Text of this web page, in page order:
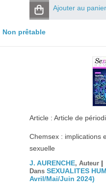
Ajouter au panier
Non prêtable
Article : Article de
Chemsex : implications
sexuelle
J. AURENCHE, Auteur |
Dans SEXUALITES
Avril/Mai/Juin 2024)